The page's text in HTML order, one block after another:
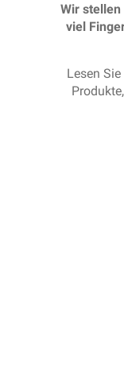
Wir
viel
Lesen